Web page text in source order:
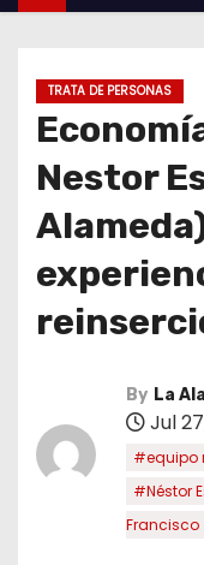
TRATA DE PERSONAS
Nestor
By La
Jul
#equipo
#Néstor
Francisco